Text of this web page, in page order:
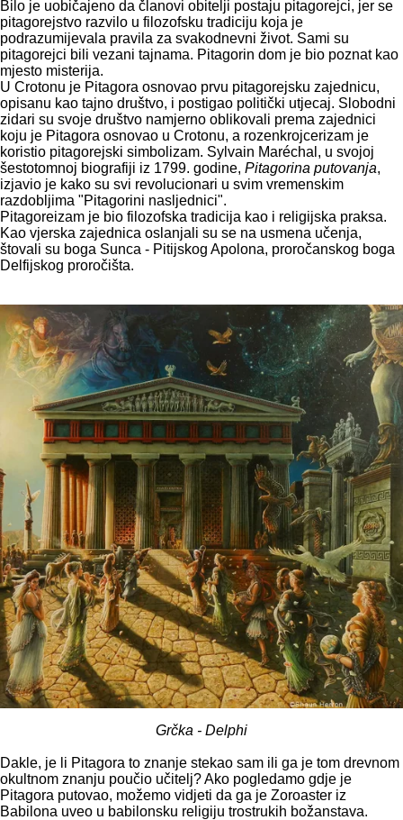
Bilo je uobičajeno da članovi obitelji postaju pitagorejci, jer se
pitagorejstvo razvilo u filozofsku tradiciju koja je
podrazumijevala pravila za svakodnevni život. Sami su
pitagorejci bili vezani tajnama. Pitagorin dom je bio poznat kao
mjesto misterija.
U Crotonu je Pitagora osnovao prvu pitagorejsku zajednicu,
opisanu kao tajno društvo, i postigao politički utjecaj. Slobodni
zidari su svoje društvo namjerno oblikovali prema zajednici
koju je Pitagora osnovao u Crotonu, a rozenkrojcerizam je
koristio pitagorejski simbolizam. Sylvain Maréchal, u svojoj
šestotomnoj biografiji iz 1799. godine, Pitagorina putovanja,
izjavio je kako su svi revolucionari u svim vremenskim
razdobljima "Pitagorini nasljednici".
Pitagoreizam je bio filozofska tradicija kao i religijska praksa.
Kao vjerska zajednica oslanjali su se na usmena učenja,
štovali su boga Sunca - Pitijskog Apolona, proročanskog boga
Delfijskog proročišta.
Grčka - Delphi
Dakle, je li Pitagora to znanje stekao sam ili ga je tom drevnom
okultnom znanju poučio učitelj? Ako pogledamo gdje je
Pitagora putovao, možemo vidjeti da ga je Zoroaster iz
Babilona uveo u babilonsku religiju trostrukih božanstava.